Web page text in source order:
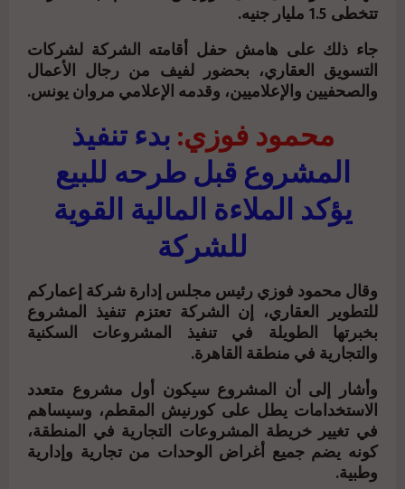
تتخطى 1.5 مليار جنيه.
جاء ذلك على هامش حفل أقامته الشركة لشركات
التسويق العقاري، بحضور لفيف من رجال الأعمال
والصحفيين والإعلاميين، وقدمه الإعلامي مروان يونس.
محمود فوزي:بدء تنفيذ
المشروع قبل طرحه للبيع
يؤكد الملاءة المالية القوية
للشركة
وقال محمود فوزي رئيس مجلس إدارة شركة إعماركم
للتطوير العقاري، إن الشركة تعتزم تنفيذ المشروع
بخبرتها الطويلة في تنفيذ المشروعات السكنية
والتجارية في منطقة القاهرة.
وأشار إلى أن المشروع سيكون أول مشروع متعدد
الاستخدامات يطل على كورنيش المقطم، وسيساهم
في تغيير خريطة المشروعات التجارية في المنطقة،
كونه يضم جميع أغراض الوحدات من تجارية وإدارية
وطبية.